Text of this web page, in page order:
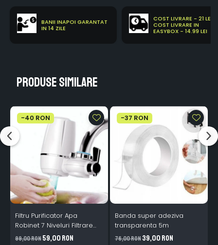
BANII INAPOI GARANTAT
IN 14 ZILE
COST LIVRARE - 21 LEI
COST LIVRARE IN
EASYBOX - 14.99 LEI
Produse similare
-40 RON
Filtru Purificator Apa
Robinet 7 Niveluri Filtrare
Ceramice 2L/min
99,00 RON59,00 RON
-37 RON
Banda super adeziva
transparenta 5m
76,00 RON39,00 RON